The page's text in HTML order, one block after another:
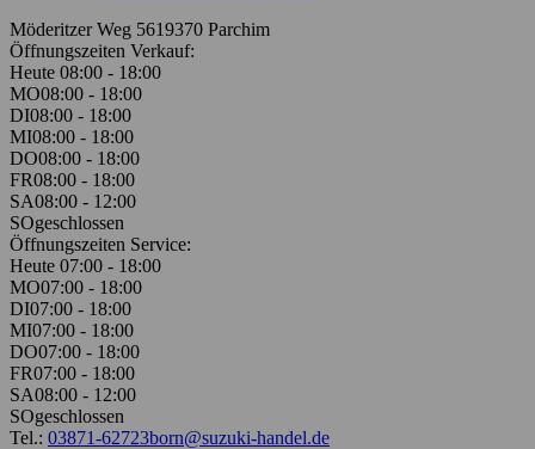
Möderitzer Weg 5619370 Parchim
Öffnungszeiten Verkauf:
Heute 08:00 - 18:00
MO08:00 - 18:00
DI08:00 - 18:00
MI08:00 - 18:00
DO08:00 - 18:00
FR08:00 - 18:00
SA08:00 - 12:00
SOgeschlossen
Öffnungszeiten Service:
Heute 07:00 - 18:00
MO07:00 - 18:00
DI07:00 - 18:00
MI07:00 - 18:00
DO07:00 - 18:00
FR07:00 - 18:00
SA08:00 - 12:00
SOgeschlossen
Tel.: 03871-62723born@suzuki-handel.de